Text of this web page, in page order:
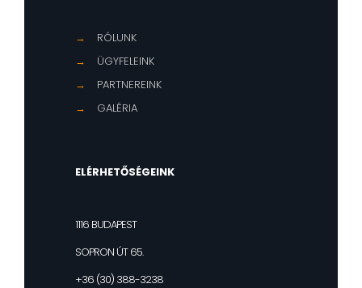
→
RÓLUNK
→
ÜGYFELEINK
→
PARTNEREINK
→
GALÉRIA
ELÉRHETŐSÉGEINK
1116 BUDAPEST
SOPRON ÚT 65.
+36 (30) 388-3238